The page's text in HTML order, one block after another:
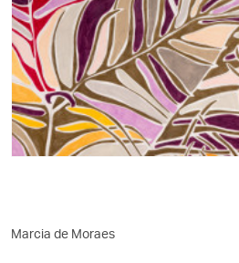
Marcia de Moraes